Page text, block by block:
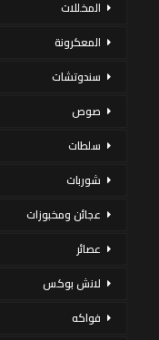
المخللات
المعكرونة
سندوتشات
صوص
سلطات
شوربات
عجائن ومخبوزات
عصائر
لانش بوكس
فواكه